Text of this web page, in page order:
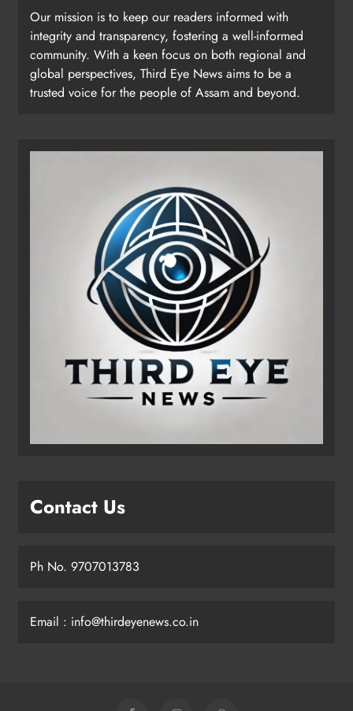
Our mission is to keep our readers informed with
integrity and transparency, fostering a well-informed
community. With a keen focus on both regional and
global perspectives, Third Eye News aims to be a
trusted voice for the people of Assam and beyond.
Contact Us
Ph No. 9707013783
Email : info@thirdeyenews.co.in